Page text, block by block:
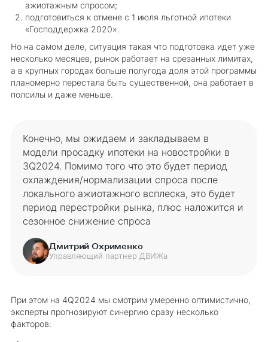
ажиотажным спросом;
подготовиться к отмене с 1 июля льготной ипотеки
«Господдержка 2020».
Но на самом деле, ситуация такая что подготовка идет уже
несколько месяцев, рынок работает на срезанных лимитах,
а в крупных городах больше полугода доля этой программы
планомерно перестала быть существенной, она работает в
полсилы и даже меньше.
Конечно, мы ожидаем и закладываем в
модели просадку ипотеки на новостройки в
3Q2024. Помимо того что это будет период
охлаждения/нормализации спроса после
локального ажиотажного всплеска, это будет
период перестройки рынка, плюс наложится и
сезонное снижение спроса
Дмитрий Охрименко
Управляющий партнер ДВИЖа
При этом на 4Q2024 мы смотрим умеренно оптимистично,
эксперты прогнозируют синергию сразу несколько
факторов: